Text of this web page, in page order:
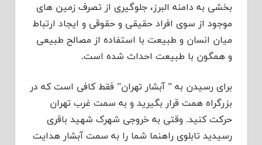
بخشی به دامنه البرز، جلوگیری از تصرف زمین های
موجود از سوی افراد حقیقی و حقوقی و ایجاد ارتباط
میان انسان و طبیعت با استفاده از مصالح طبیعی
و همگون با طبیعت احداث شده است.
برای رسیدن به ” آبشار تهران” فقط کافی است که در
بزرگراه همت قرار بگیرید و به سمت غرب تهران
حرکت کنید. وقتی به خروجی شهرک شهید باقری
رسیدید تابلوی راهنما شما را به سمت آبشار هدایت